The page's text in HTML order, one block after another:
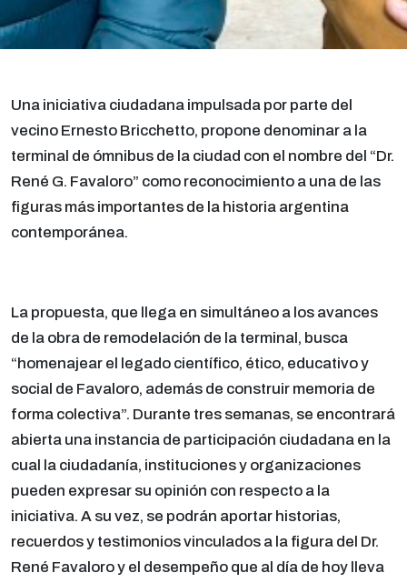
Una iniciativa ciudadana impulsada por parte del
vecino Ernesto Bricchetto, propone denominar a la
terminal de ómnibus de la ciudad con el nombre del “Dr.
René G. Favaloro” como reconocimiento a una de las
figuras más importantes de la historia argentina
contemporánea.
La propuesta, que llega en simultáneo a los avances
de la obra de remodelación de la terminal, busca
“homenajear el legado científico, ético, educativo y
social de Favaloro, además de construir memoria de
forma colectiva”. Durante tres semanas, se encontrará
abierta una instancia de participación ciudadana en la
cual la ciudadanía, instituciones y organizaciones
pueden expresar su opinión con respecto a la
iniciativa. A su vez, se podrán aportar historias,
recuerdos y testimonios vinculados a la figura del Dr.
René Favaloro y el desempeño que al día de hoy lleva